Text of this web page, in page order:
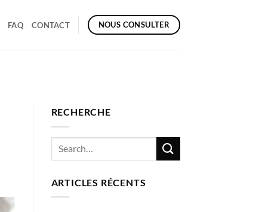
FAQ CONTACT NOUS CONSULTER
RECHERCHE
ARTICLES RÉCENTS